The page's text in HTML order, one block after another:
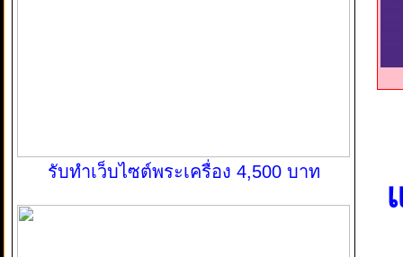
รับทำเว็บไซต์พระเครื่อง 4,500 บาท